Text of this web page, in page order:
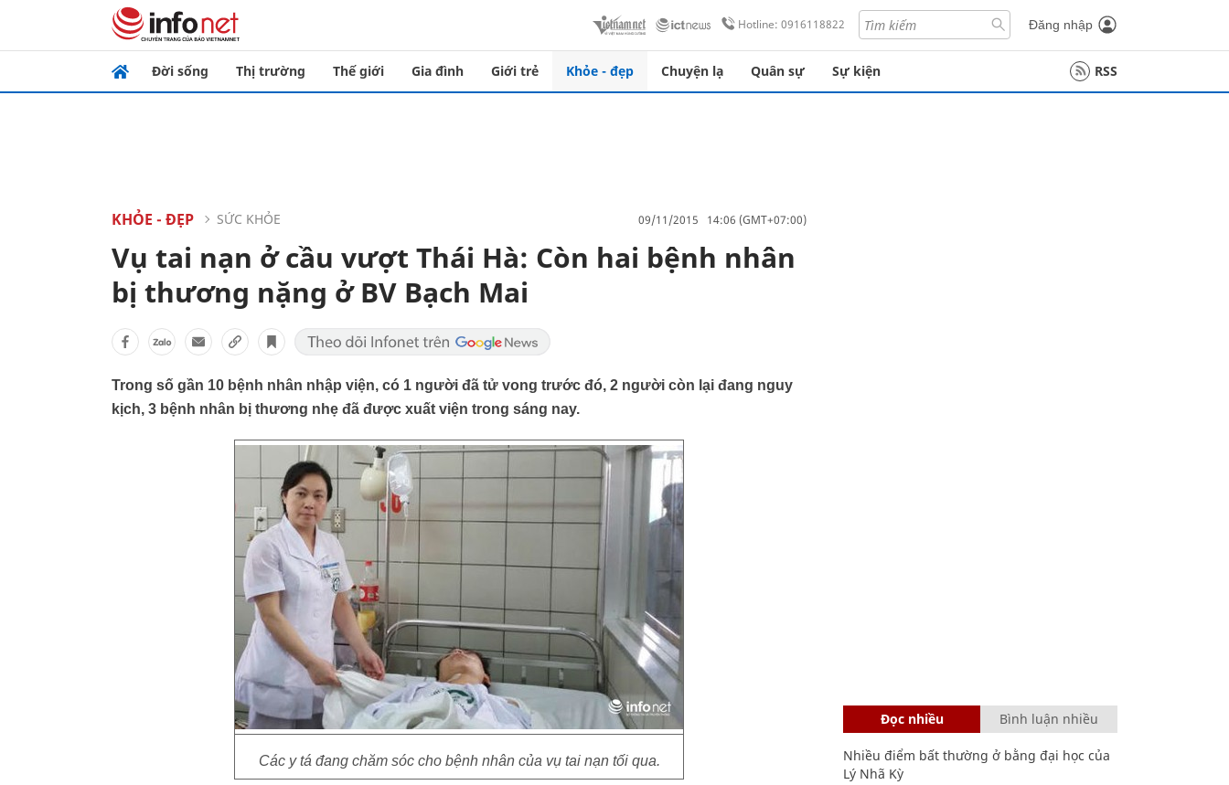
Hotline: 0916118822 Đăng nhập
Đời sống Thị trường Thế giới Gia đình Giới trẻ Khỏe - đẹp Chuyện lạ Quân sự Sự kiện RSS
KHỎE - ĐẸP SỨC KHỎE 09/11/2015 14:06 (GMT+07:00)
Vụ tai nạn ở cầu vượt Thái Hà: Còn hai bệnh nhân
bị thương nặng ở BV Bạch Mai
Trong số gần 10 bệnh nhân nhập viện, có 1 người đã tử vong trước đó, 2 người còn lại đang nguy
kịch, 3 bệnh nhân bị thương nhẹ đã được xuất viện trong sáng nay.
Các y tá đang chăm sóc cho bệnh nhân của vụ tai nạn tối qua.
Đọc nhiều Bình luận nhiều
Nhiều điểm bất thường ở bằng đại học của
Lý Nhã Kỳ